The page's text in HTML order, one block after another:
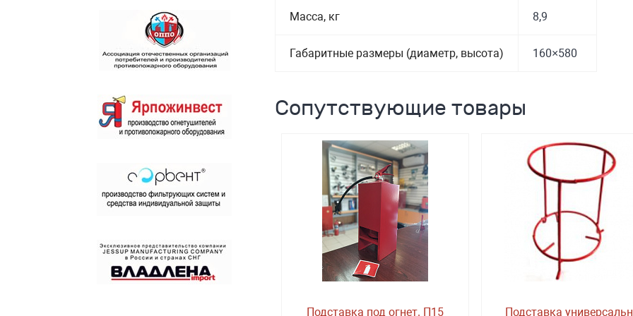
Масса, кг 8,9
Габаритные размеры (диаметр, высота) 160×580
Сопутствующие товары
Подставка под огнет. П15 Подставка